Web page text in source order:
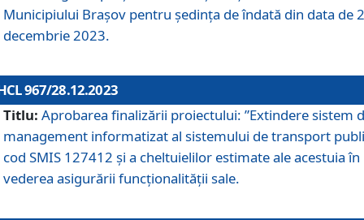
Municipiului Braşov pentru ședința de îndată din data de
decembrie 2023.
967/28.12.2023
Titlu: Aprobarea finalizării proiectului: ”Extindere sistem
management informatizat al sistemului de transport
cod SMIS 127412 și a cheltuielilor estimate ale acestuia în
vederea asigurării funcționalității sale.